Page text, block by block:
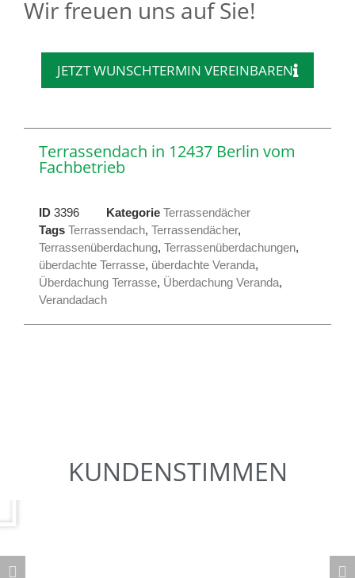
Wir freuen uns auf Sie!
JETZT WUNSCHTERMIN VEREINBAREN
Terrassendach in 12437 Berlin vom
Fachbetrieb
ID 3396 Kategorie Terrassendächer
Tags Terrassendach, Terrassendächer,
Terrassenüberdachung, Terrassenüberdachungen,
überdachte Terrasse, überdachte Veranda,
Überdachung Terrasse, Überdachung Veranda,
Verandadach
KUNDENSTIMMEN